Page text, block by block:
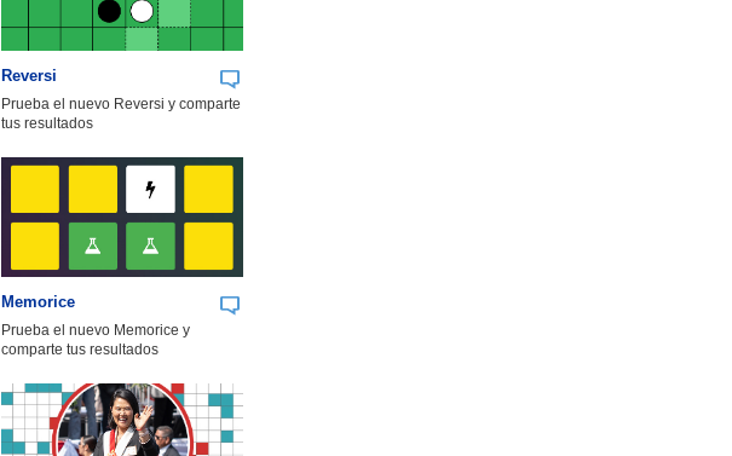
Reversi
Prueba el nuevo Reversi y comparte
tus resultados
Memorice
Prueba el nuevo Memorice y
comparte tus resultados